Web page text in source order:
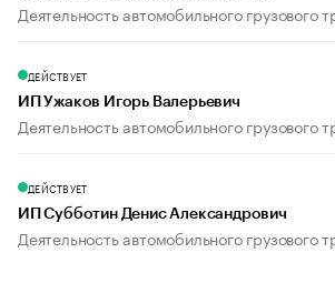
Деятельность автомобильного грузового
ДЕЙСТВУЕТ
ИП Ужаков Игорь Валерьевич
Деятельность автомобильного грузового
ДЕЙСТВУЕТ
ИП Субботин Денис Александрович
Деятельность автомобильного грузового